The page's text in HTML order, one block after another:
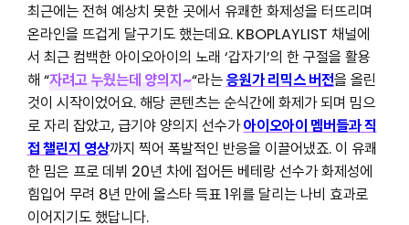
최근에는 전혀 예상치 못한 곳에서 유쾌한 화제성을 터뜨리며
온라인을 뜨겁게 달구기도 했는데요. KBOPLAYLIST 채널에
서 최근 컴백한 아이오아이의 노래 ‘갑자기’의 한 구절을 활용
해 “자려고 누웠는데 양의지~“라는응원가 리믹스 버전을 올린
것이 시작이었어요. 해당 콘텐츠는 순식간에 화제가 되며 밈으
로 자리 잡았고, 급기야 양의지 선수가아이오아이 멤버들과 직
접 챌린지 영상까지 찍어 폭발적인 반응을 이끌어냈죠. 이 유쾌
한 밈은 프로 데뷔 20년 차에 접어든 베테랑 선수가 화제성에
힘입어 무려 8년 만에 올스타 득표 1위를 달리는 나비 효과로
이어지기도 했답니다.